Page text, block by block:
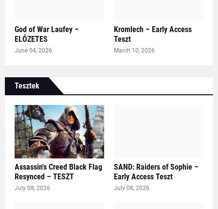
God of War Laufey –
ELŐZETES
June 04, 2026
Kromlech – Early Access
Teszt
March 10, 2026
Tesztek
Assassin's Creed Black Flag
Resynced – TESZT
July 08, 2026
SAND: Raiders of Sophie –
Early Access Teszt
July 08, 2026